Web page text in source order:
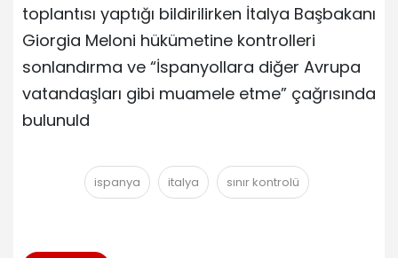
toplantısı yaptığı bildirilirken İtalya Başbakanı
Giorgia Meloni hükümetine kontrolleri
sonlandırma ve “İspanyollara diğer Avrupa
vatandaşları gibi muamele etme” çağrısında
bulunuld
ispanya italya sınır kontrolü